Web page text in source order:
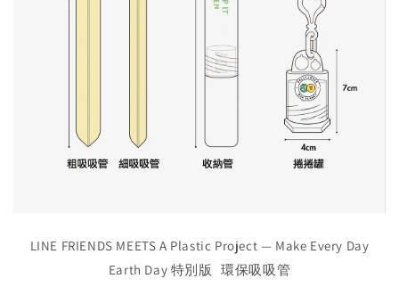
LINE FRIENDS MEETS A Plastic Project — Make Every Day
Earth Day 特別版 環保吸吸管